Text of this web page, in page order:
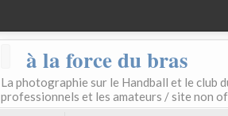
à la force du bras
La photographie sur le Handball et le club
professionnels et les amateurs / site non